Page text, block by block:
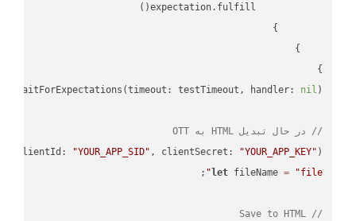
}
.waitForExpectations(timeout: testTimeout, handler: nil
// در حال تبدیل HTML به OTT
(clientId: "YOUR_APP_SID" , clientSecret: "YOUR_APP_KEY" );
let fileName = "file"
// Save to HTML